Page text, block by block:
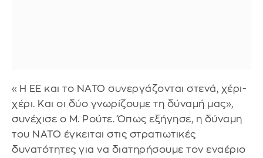
«Η ΕΕ και το ΝΑΤΟ συνεργάζονται στενά, χέρι-
χέρι. Και οι δύο γνωρίζουμε τη δύναμή μας»,
συνέχισε ο Μ. Ρούτε. Όπως εξήγησε, η δύναμη
του ΝΑΤΟ έγκειται στις στρατιωτικές
δυνατότητες για να διατηρήσουμε τον εναέριο